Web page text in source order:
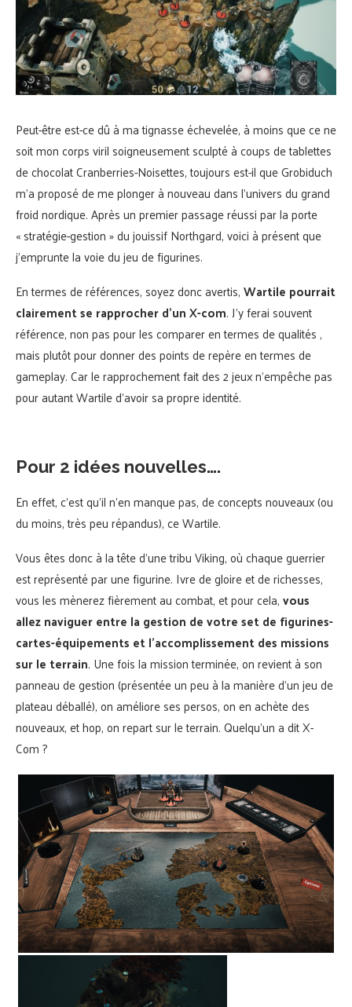
Peut-être est-ce dû à ma tignasse échevelée, à moins que ce ne
soit mon corps viril soigneusement sculpté à coups de tablettes
de chocolat Cranberries-Noisettes, toujours est-il que Grobiduch
m’a proposé de me plonger à nouveau dans l’univers du grand
froid nordique. Après un premier passage réussi par la porte
« stratégie-gestion » du jouissif Northgard, voici à présent que
j’emprunte la voie du jeu de figurines.
En termes de références, soyez donc avertis,Wartile pourrait
clairement se rapprocher d’un X-com. J’y ferai souvent
référence, non pas pour les comparer en termes de qualités ,
mais plutôt pour donner des points de repère en termes de
gameplay. Car le rapprochement fait des 2 jeux n’empêche pas
pour autant Wartile d’avoir sa propre identité.
Pour 2 idées nouvelles….
En effet, c’est qu’il n’en manque pas, de concepts nouveaux (ou
du moins, très peu répandus), ce Wartile.
Vous êtes donc à la tête d’une tribu Viking, où chaque guerrier
est représenté par une figurine. Ivre de gloire et de richesses,
vous les mènerez fièrement au combat, et pour cela,vous
allez naviguer entre la gestion de votre set de figurines-
cartes-équipements et l’accomplissement des missions
sur le terrain. Une fois la mission terminée, on revient à son
panneau de gestion (présentée un peu à la manière d’un jeu de
plateau déballé), on améliore ses persos, on en achète des
nouveaux, et hop, on repart sur le terrain. Quelqu’un a dit X-
Com ?